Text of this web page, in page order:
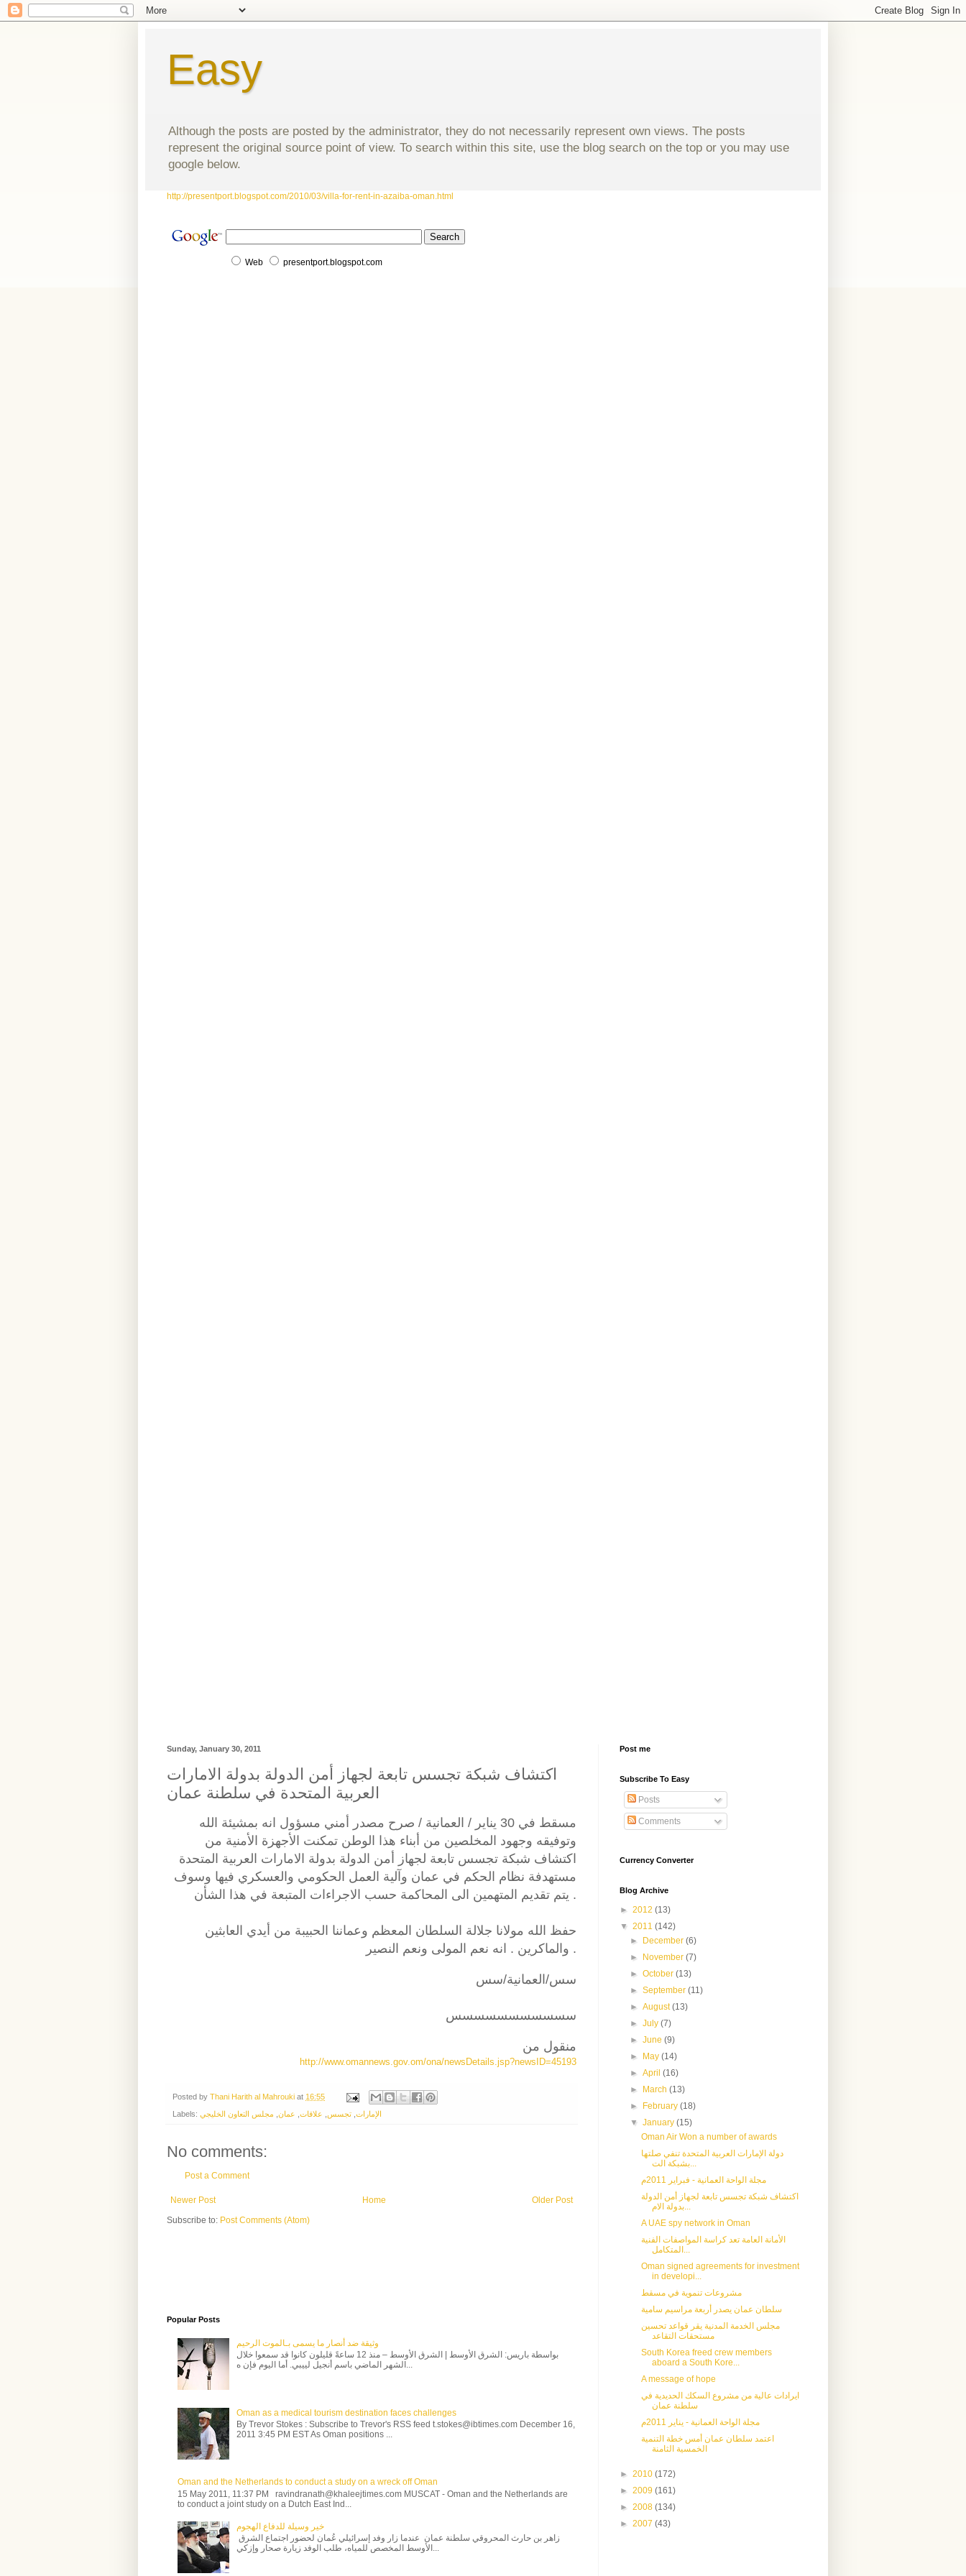
Easy
Although the posts are posted by the administrator, they do not necessarily represent own views. The posts
represent the original source point of view. To search within this site, use the blog search on the top or you may use
google below.
http://presentport.blogspot.com/2010/03/villa-for-rent-in-azaiba-oman.html
Web presentport.blogspot.com
Sunday, January 30, 2011
اكتشاف شبكة تجسس تابعة لجهاز أمن الدولة بدولة الامارات
العربية المتحدة في سلطنة عمان
مسقط في 30 يناير / العمانية / صرح مصدر أمني مسؤول انه بمشيئة الله
وتوفيقه وجهود المخلصين من أبناء هذا الوطن تمكنت الأجهزة الأمنية من
اكتشاف شبكة تجسس تابعة لجهاز أمن الدولة بدولة الامارات العربية المتحدة
مستهدفة نظام الحكم في عمان وآلية العمل الحكومي والعسكري فيها وسوف
يتم تقديم المتهمين الى المحاكمة حسب الاجراءات المتبعة في هذا الشأن .
حفظ الله مولانا جلالة السلطان المعظم وعماننا الحبيبة من أيدي العابثين
والماكرين . انه نعم المولى ونعم النصير .
سس/العمانية/سس
سسسسسسسسسسس
منقول من
http://www.omannews.gov.om/ona/newsDetails.jsp?newsID=45193
Posted by Thani Harith al Mahrouki at 16:55
Labels: الإمارات, تجسس, علاقات, عمان, مجلس التعاون الخليجي
No comments:
Post a Comment
Newer Post Older Post
Home
Subscribe to: Post Comments (Atom)
Popular Posts
وثيقة ضد أنصار ما يسمى بـالموت الرحيم
بواسطة باريس: الشرق الأوسط | الشرق الأوسط – منذ 12 ساعةً قليلون كانوا قد سمعوا خلال
الشهر الماضي باسم أنجيل لييبي. أما اليوم فإن ه...
Oman as a medical tourism destination faces challenges
By Trevor Stokes : Subscribe to Trevor's RSS feed t.stokes@ibtimes.com December 16,
2011 3:45 PM EST As Oman positions ...
Oman and the Netherlands to conduct a study on a wreck off Oman
15 May 2011, 11:37 PM ravindranath@khaleejtimes.com MUSCAT - Oman and the Netherlands are
to conduct a joint study on a Dutch East Ind...
خير وسيلة للدفاع الهجوم
الأوسط المخصص للمياه، طلب الوفد زيارة صحار وإزكي...
Post me
Subscribe To Easy
Posts
Comments
Currency Converter
Blog Archive
► 2012 (13)
▼ 2011 (142)
►
December(6)
►
November(7)
►October(13)
►September(11)
►August(13)
►July(7)
►June(9)
►
May(14)
►April(16)
►
March(13)
►
February(18)
▼January(15)
Oman Air Won a number of awards
دولة الإمارات العربية المتحدة تنفي صلتها
بشبكة الت...
مجلة الواحة العمانية - فبراير 2011م
اكتشاف شبكة تجسس تابعة لجهاز أمن الدولة
بدولة الام...
A UAE spy network in Oman
الأمانة العامة تعد كراسة المواصفات الفنية
المتكامل...
Oman signed agreements for investment
in developi...
مشروعات تنموية في مسقط
سلطان عمان يصدر أربعة مراسيم سامية
مجلس الخدمة المدنية يقر قواعد تحسين
مستحقات التقاعد
South Korea freed crew members
aboard a South Kore...
A message of hope
ايرادات عالية من مشروع السكك الحديدية في
سلطنة عمان
مجلة الواحة العمانية - يناير 2011م
اعتمد سلطان عمان أمس خطة التنمية
الخمسية الثامنة
► 2010 (172)
► 2009 (161)
► 2008 (134)
► 2007 (43)